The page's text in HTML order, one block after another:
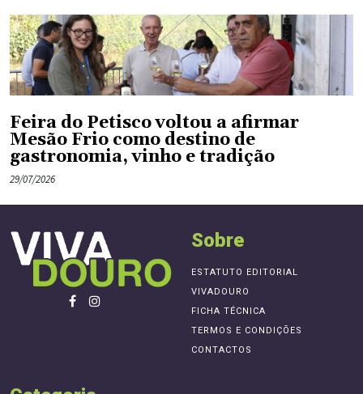
Feira do Petisco voltou a afirmar
Mesão Frio como destino de
gastronomia, vinho e tradição
29/07/2026
Sobre
ESTATUTO EDITORIAL
VIVADOURO
FICHA TÉCNICA
TERMOS E CONDIÇÕES
CONTACTOS